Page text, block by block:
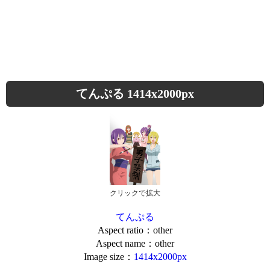
てんぷる 1414x2000px
クリックで拡大
てんぷる
Aspect ratio：other
Aspect name：other
Image size： 1414x2000px